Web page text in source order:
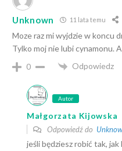
Unknown 11 lata temu
Moze raz mi wyjdzie w koncu
Tylko moj nie lubi cynamonu.
0
Odpowiedz
Autor
Małgorzata Kijowska
Odpowiedź do
jeśli będziesz robić tak,